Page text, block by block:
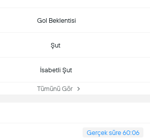
Gol Beklentisi
Şut
İsabetli Şut
Tümünü Gör
Gerçek süre 60:06